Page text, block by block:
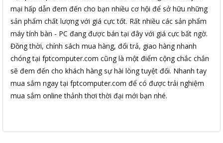
mại hấp dẫn đem đến cho bạn nhiều cơ hội để sở hữu những
sản phẩm chất lượng với giá cực tốt. Rất nhiều các sản phẩm
máy tính bàn - PC đang được bán tại đây với giá cực bất ngờ.
Đồng thời, chính sách mua hàng, đổi trả, giao hàng nhanh
chóng tại fptcomputer.com cũng là một điểm cộng chắc chắn
sẽ đem đến cho khách hàng sự hài lòng tuyệt đối. Nhanh tay
mua sắm ngay tại fptcomputer.com để có được trải nghiệm
mua sắm online thảnh thơi thời đại mới bạn nhé.